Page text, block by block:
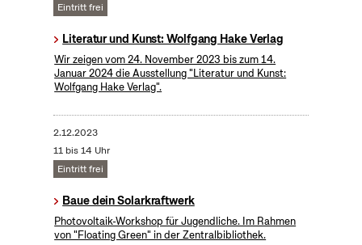
Eintritt frei
Literatur und Kunst: Wolfgang Hake Verlag
Wir zeigen vom 24. November 2023 bis zum 14.
Januar 2024 die Ausstellung "Literatur und Kunst:
Wolfgang Hake Verlag".
2.12.2023
11 bis 14 Uhr
Eintritt frei
Baue dein Solarkraftwerk
​Photovoltaik-Workshop für Jugendliche. Im Rahmen
von "Floating Green" in der Zentralbibliothek.